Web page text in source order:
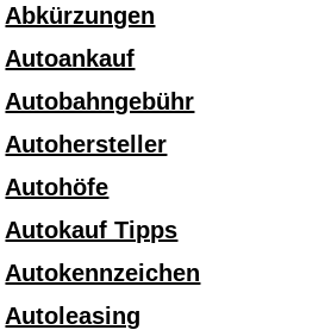
Abkürzungen
Autoankauf
Autobahngebühr
Autohersteller
Autohöfe
Autokauf Tipps
Autokennzeichen
Autoleasing